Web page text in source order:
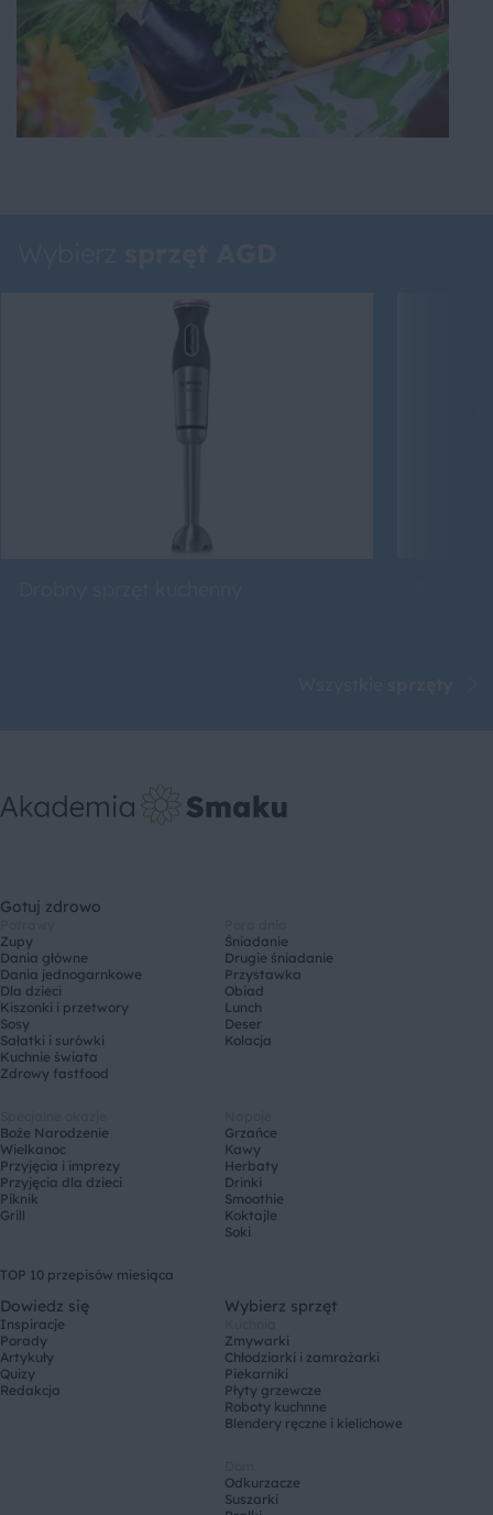
Gotuj zdrowo
Zupy
Dania główne
Dania jednogarnkowe
Dla dzieci
Kiszonki i przetwory
Sosy
Sałatki i surówki
Kuchnie świata
Zdrowy fastfood
Śniadanie
Drugie śniadanie
Przystawka
Obiad
Lunch
Deser
Kolacja
Boże Narodzenie
Wielkanoc
Przyjęcia i imprezy
Przyjęcia dla dzieci
Piknik
Grill
Grzańce
Kawy
Herbaty
Drinki
Smoothie
Koktajle
Soki
TOP 10 przepisów miesiąca
Dowiedz się
Inspiracje
Porady
Artykuły
Quizy
Redakcja
Wybierz sprzęt
Zmywarki
Chłodziarki i zamrażarki
Piekarniki
Płyty grzewcze
Roboty kuchnne
Blendery ręczne i kielichowe
Odkurzacze
Suszarki